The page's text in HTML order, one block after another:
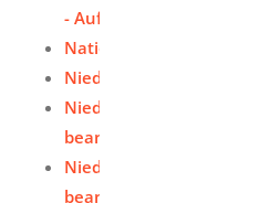
- Aufenthaltserlaubnis
Nationales Visum
beantragen
beantragen